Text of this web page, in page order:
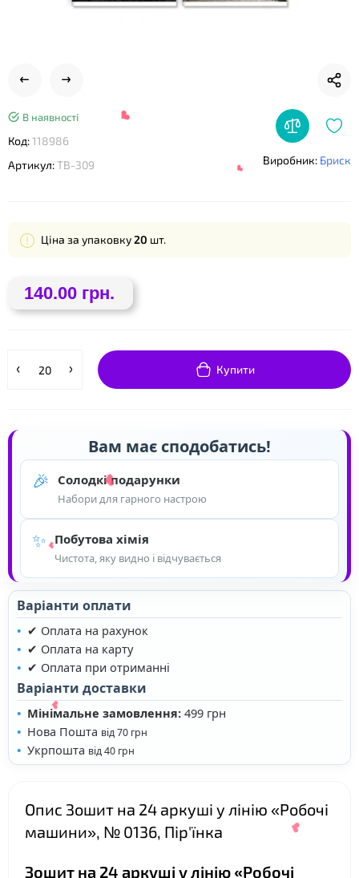
В наявності
Код:118986
Артикул:ТВ-309 Виробник: Бриск
Ціна за упаковку20 шт.
140.00 грн.
Купити
Вам має сподобатись!
🎉 Солодкі подарунки
Набори для гарного настрою
✨ Побутова хімія
Чистота, яку видно і відчувається
Варіанти оплати
✔ Оплата на рахунок
✔ Оплата на карту
✔ Оплата при отриманні
Варіанти доставки
Мінімальне замовлення: 499 грн
Нова Пошта від 70 грн
Укрпошта від 40 грн
Опис Зошит на 24 аркуші у лінію «Робочі
машини», № 0136, Пір'їнка
Зошит на 24 аркуші у лінію «Робочі
❤
❤
❤